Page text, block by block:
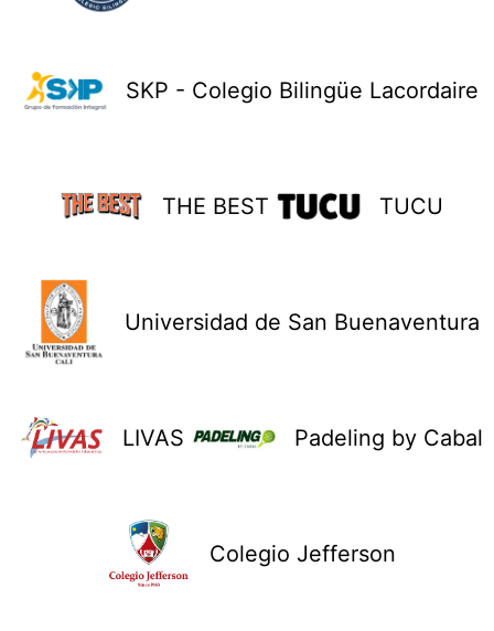
SKP - Colegio Bilingüe Lacordaire
THE BEST TUCU
Universidad de San Buenaventura
LIVAS Padeling by Cabal
Colegio Jefferson